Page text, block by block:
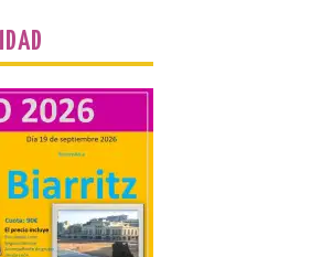
la
Iberia
la mañana de ayer
ha sido
en el
una
relacionada con